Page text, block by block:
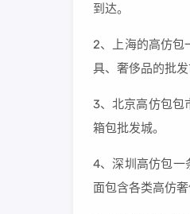
到达。
2、上海的高仿包
具、奢侈品的批发
3、北京高仿包包
箱包批发城。
4、深圳高仿包一
面包含各类高仿奢